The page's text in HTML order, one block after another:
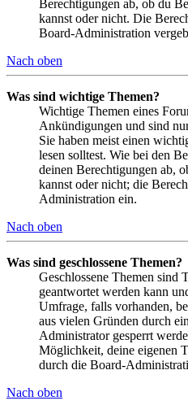
Berechtigungen ab, ob du
kannst oder nicht. Die
Board-Administration
Nach oben
Was sind wichtige Themen?
Wichtige Themen eines
Ankündigungen und sind
Sie haben meist einen
lesen solltest. Wie bei den
deinen Berechtigungen ab,
kannst oder nicht; die
Administration ein.
Nach oben
Was sind geschlossene Themen?
Geschlossene Themen sind
geantwortet werden kann
Umfrage, falls vorhanden,
aus vielen Gründen durch
Administrator gesperrt
Möglichkeit, deine eigenen
durch die Board-
Nach oben